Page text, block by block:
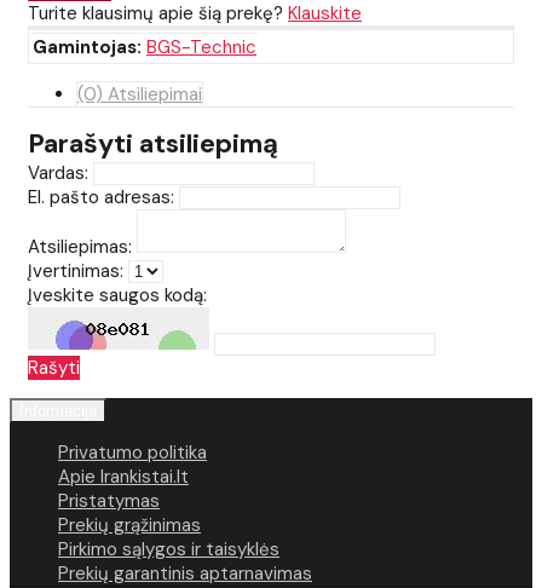
Turite klausimų apie šią prekę? Klauskite
Gamintojas: BGS-Technic
(0) Atsiliepimai
Parašyti atsiliepimą
Vardas:
El. pašto adresas:
Atsiliepimas:
Įvertinimas:
Įveskite saugos kodą:
Rašyti
Privatumo politika
Apie Irankistai.lt
Pristatymas
Prekių grąžinimas
Pirkimo sąlygos ir taisyklės
Prekių garantinis aptarnavimas